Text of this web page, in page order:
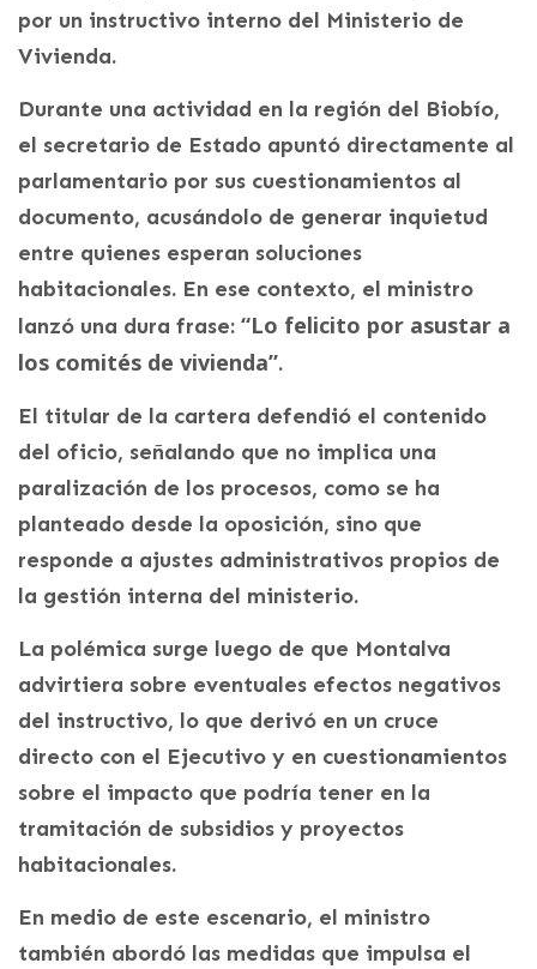
por un instructivo interno del Ministerio de
Vivienda.
Durante una actividad en la región del Biobío,
el secretario de Estado apuntó directamente al
parlamentario por sus cuestionamientos al
documento, acusándolo de generar inquietud
entre quienes esperan soluciones
habitacionales. En ese contexto, el ministro
lanzó una dura frase: “Lo felicito por asustar a
los comités de vivienda”.
El titular de la cartera defendió el contenido
del oficio, señalando que no implica una
paralización de los procesos, como se ha
planteado desde la oposición, sino que
responde a ajustes administrativos propios de
la gestión interna del ministerio.
La polémica surge luego de que Montalva
advirtiera sobre eventuales efectos negativos
del instructivo, lo que derivó en un cruce
directo con el Ejecutivo y en cuestionamientos
sobre el impacto que podría tener en la
tramitación de subsidios y proyectos
habitacionales.
En medio de este escenario, el ministro
también abordó las medidas que impulsa el